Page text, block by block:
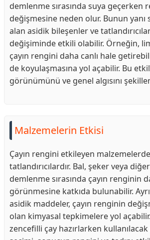
demlenme sırasında suya geçerken
değişmesine neden olur. Bunun yanı
alan asidik bileşenler ve
değişiminde etkili olabilir. Örneğin,
çayın rengini daha canlı hale
de koyulaşmasına yol açabilir. Bu
görünümünü ve genel algısını
Malzemelerin Etkisi
Çayın rengini etkileyen
tatlandırıcılardır. Bal, şeker veya
demlenme sırasında çayın renginin
görünmesine katkıda bulunabilir.
asidik maddeler, çayın renginin
olan kimyasal tepkimelere yol
zencefilli çay hazırlarken